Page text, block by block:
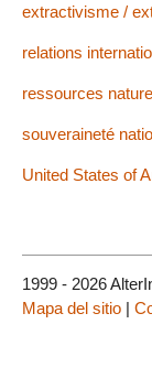
extractivisme /
relations
ressources
souveraineté
United States of
1999 - 2026
Mapa del sitio |